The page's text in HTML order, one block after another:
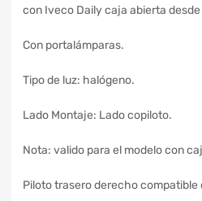
con Iveco Daily caja abierta
Con portalámparas.
Tipo de luz: halógeno.
Lado Montaje: Lado copiloto.
Nota: valido para el modelo con
Piloto trasero derecho compatible